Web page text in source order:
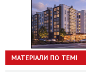
МАТЕРІАЛИ ПО ТЕМІ